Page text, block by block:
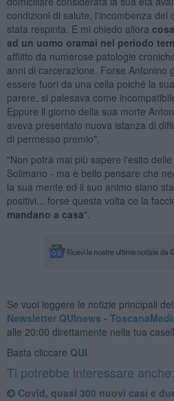
condizioni di salute, l'incombenza del
stata respinta. E mi chiedo allora
ad un uomo oramai nel periodo
afflitto da numerose patologie
anni di carcerazione. Forse Antonino
essere fuori da una cella poiché la
parere, si palesava come
Eppure il giorno della sua morte
aveva presentato nuova istanza di
di permesso premio".
"Non potrà mai più sapere l'esito
Solimano - ma è bello pensare che
la sua mente ed il suo animo siano
positivi... forse questa volta ce la
mandano a casa".
Se vuoi leggere le notizie principali
Newsletter QUInews -
alle 20:00 direttamente nella tua
Basta cliccare QUI
Ti potrebbe interessare anche:
Covid, quasi 300 nuovi casi e